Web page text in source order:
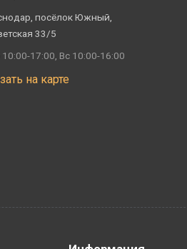
посёлок Южный,
33/5
17:00, Вс 10:00-16:00
на карте